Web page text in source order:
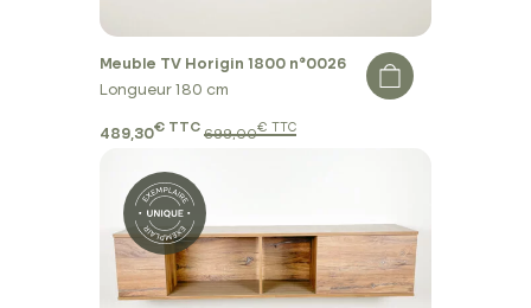
Meuble TV Horigin 1800 n°0026
Longueur 180 cm
489,30€ TTC
699,00
€ TTC